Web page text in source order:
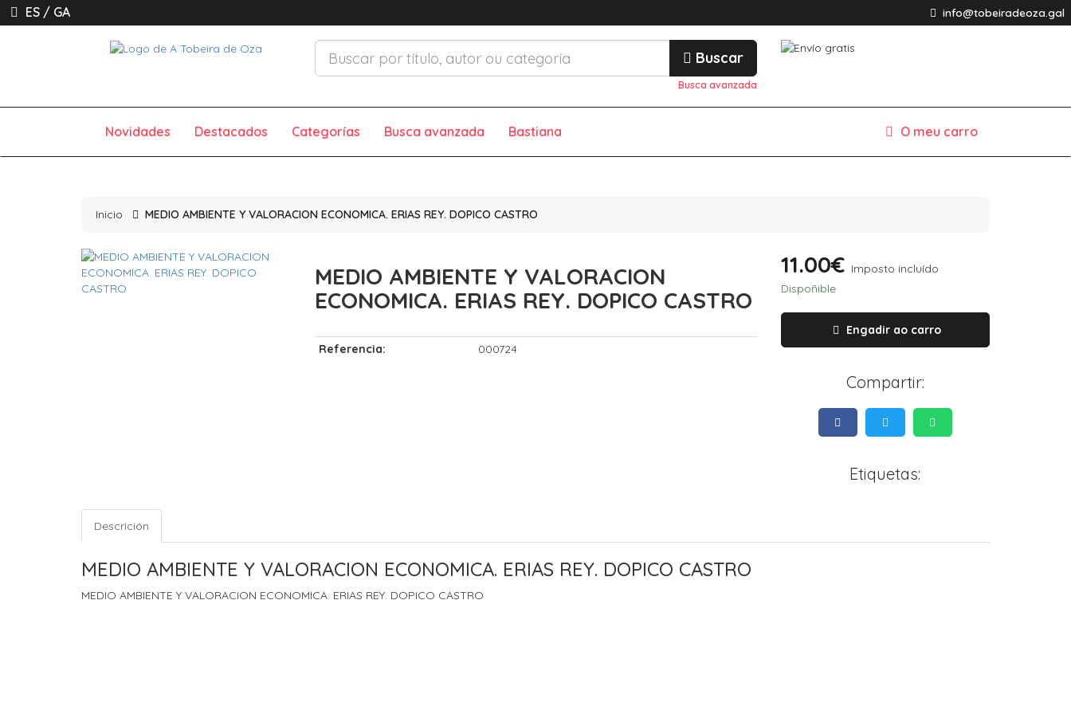
ES / GA info@tobeiradeoza.gal
Buscar
Busca avanzada
Novidades Destacados Categorías Busca avanzada Bastiana O meu carro
Inicio MEDIO AMBIENTE Y VALORACION ECONOMICA. ERIAS REY. DOPICO CASTRO
MEDIO AMBIENTE Y VALORACION
ECONOMICA. ERIAS REY. DOPICO CASTRO
Referencia: 000724
11.00€ Imposto incluído
Dispoñible
Engadir ao carro
Compartir:
Etiquetas:
Descrición
MEDIO AMBIENTE Y VALORACION ECONOMICA. ERIAS REY. DOPICO CASTRO
MEDIO AMBIENTE Y VALORACION ECONOMICA. ERIAS REY. DOPICO CASTRO